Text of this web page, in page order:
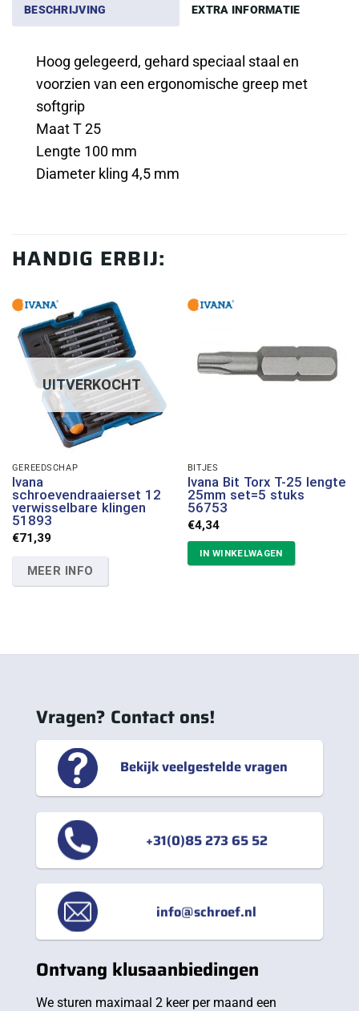
BESCHRIJVING EXTRA INFORMATIE
Hoog gelegeerd, gehard speciaal staal en
voorzien van een ergonomische greep met
softgrip
Maat T 25
Lengte 100 mm
Diameter kling 4,5 mm
HANDIG ERBIJ:
UITVERKOCHT
GEREEDSCHAP
Ivana
schroevendraaierset 12
verwisselbare klingen
51893
€71,39
MEER INFO
BITJES
Ivana Bit Torx T-25 lengte
25mm set=5 stuks
56753
€4,34
IN WINKELWAGEN
Vragen? Contact ons!
Bekijk veelgestelde vragen
+31(0)85 273 65 52
info@schroef.nl
Ontvang klusaanbiedingen
We sturen maximaal 2 keer per maand een